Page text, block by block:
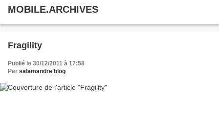
MOBILE.ARCHIVES
Fragility
Publié le 30/12/2011 à 17:58
Par salamandre blog